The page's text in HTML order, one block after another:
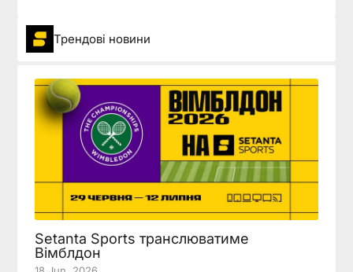
Трендові новини
Setanta Sports транслюватиме
Вімблдон